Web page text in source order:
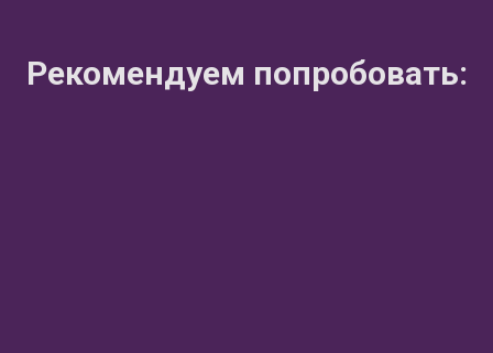
Рекомендуем попробовать: